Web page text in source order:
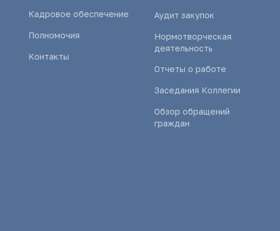
Кадровое обеспечение
Полномочия
Контакты
Аудит закупок
Нормотворческая
деятельность
Отчеты о работе
Заседания Коллегии
Обзор обращений
граждан